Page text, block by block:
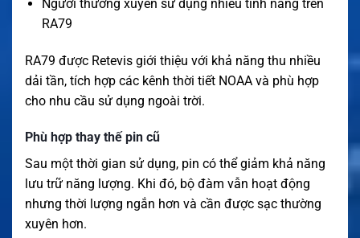
Người thường xuyên sử dụng nhiều tính năng trên
RA79
RA79 được Retevis giới thiệu với khả năng thu nhiều
dải tần, tích hợp các kênh thời tiết NOAA và phù hợp
cho nhu cầu sử dụng ngoài trời.
Phù hợp thay thế pin cũ
Sau một thời gian sử dụng, pin có thể giảm khả năng
lưu trữ năng lượng. Khi đó, bộ đàm vẫn hoạt động
nhưng thời lượng ngắn hơn và cần được sạc thường
xuyên hơn.